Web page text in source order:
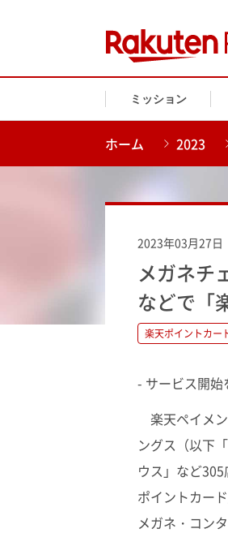
ミッション
ホーム 2023
2023年03月27日
メガネチ
などで「
楽天ポイントカー
- サービス開
楽天ペイメ
ングス（以下
ウス」など
ポイントカー
メガネ・コン